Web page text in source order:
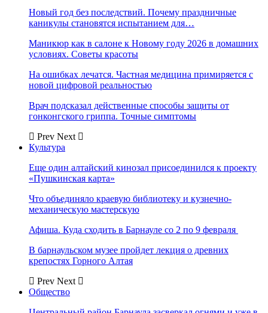
Новый год без последствий. Почему праздничные
каникулы становятся испытанием для…
Маникюр как в салоне к Новому году 2026 в домашних
условиях. Советы красоты
На ошибках лечатся. Частная медицина примиряется с
новой цифровой реальностью
Врач подсказал действенные способы защиты от
гонконгского гриппа. Точные симптомы
Prev Next
Культура
Еще один алтайский кинозал присоединился к проекту
«Пушкинская карта»
Что объединяло краевую библиотеку и кузнечно-
механическую мастерскую
Афиша. Куда сходить в Барнауле со 2 по 9 февраля
В барнаульском музее пройдет лекция о древних
крепостях Горного Алтая
Prev Next
Общество